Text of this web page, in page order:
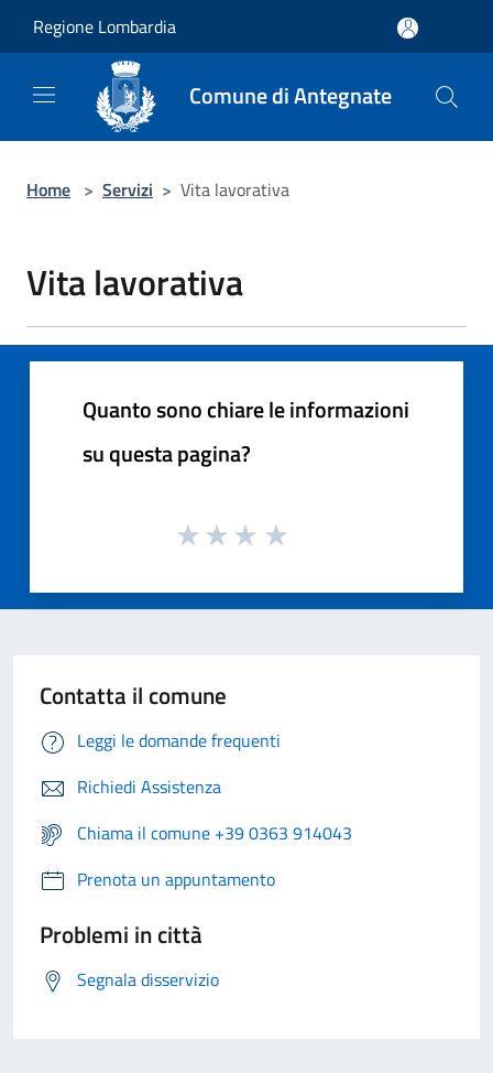
Regione Lombardia
Comune di Antegnate
Home > Servizi > Vita lavorativa
Vita lavorativa
Quanto sono chiare le informazioni
su questa pagina?
Contatta il comune
Leggi le domande frequenti
Richiedi Assistenza
Chiama il comune +39 0363 914043
Prenota un appuntamento
Problemi in città
Segnala disservizio